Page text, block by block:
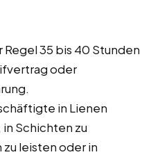
Regel 35 bis 40 Stunden
oder
in Lienen
Schichten zu
leisten oder in